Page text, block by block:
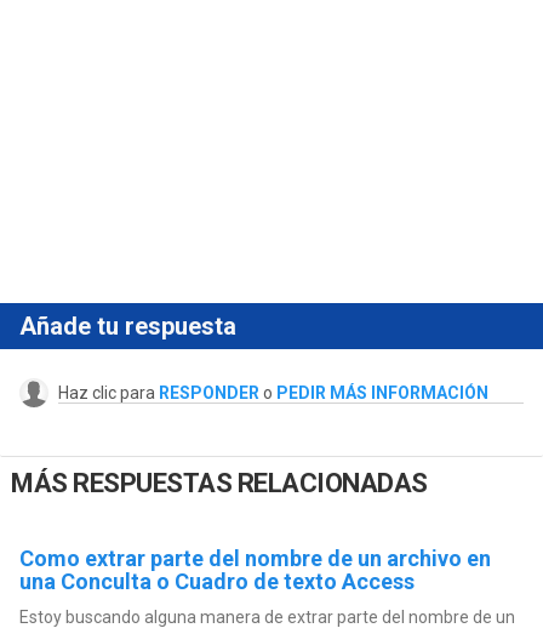
Añade tu respuesta
Haz clic para RESPONDER o PEDIR MÁS INFORMACIÓN
MÁS RESPUESTAS RELACIONADAS
Como extrar parte del nombre de un archivo en
una Conculta o Cuadro de texto Access
Estoy buscando alguna manera de extrar parte del nombre de un